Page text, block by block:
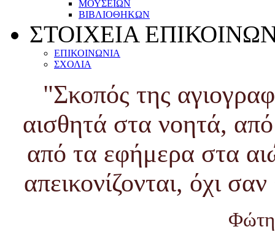
ΜΟΥΣΕΙΩΝ
ΒΙΒΛΙΟΘΗΚΩΝ
ΣΤΟΙΧΕΙΑ
ΕΠΙΚΟΙΝΩΝΙΑ
ΣΧΟΛΙΑ
"Σκοπός της
αισθητά στα νοητά,
από τα εφήμερα στα
απεικονίζονται, όχι